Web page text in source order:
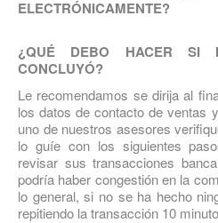
ELECTRÓNICAMENTE?
¿QUÉ DEBO HACER SI
CONCLUYÓ?
Le recomendamos se dirija al
los datos de contacto de ventas
uno de nuestros asesores
lo guíe con los siguientes
revisar sus transacciones
podría haber congestión en la
lo general, si no se ha hecho
repitiendo la transacción 10